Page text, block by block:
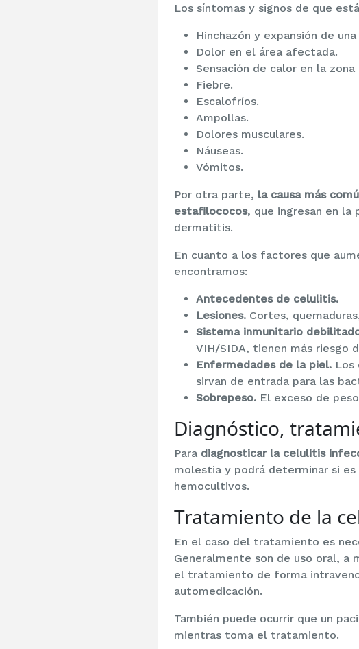
Los síntomas y signos de que
Hinchazón y expansión de
Dolor en el área afectada.
Sensación de calor en la
Fiebre.
Escalofríos.
Ampollas.
Dolores musculares.
Náuseas.
Vómitos.
Por otra parte, la causa más
estafilococos, que ingresan en la
dermatitis.
En cuanto a los factores que
encontramos:
Antecedentes de celulitis.
Lesiones.Cortes,
Sistema inmunitario
VIH/SIDA, tienen más riesgo
Enfermedades de la piel.Los
sirvan de entrada para las
Sobrepeso.El exceso de
Diagnóstico,
Para diagnosticar la celulitis
molestia y podrá determinar si
hemocultivos.
Tratamiento de la
En el caso del tratamiento es
Generalmente son de uso oral, a
el tratamiento de forma
automedicación.
También puede ocurrir que un
mientras toma el tratamiento.